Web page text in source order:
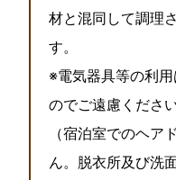
材と混同して調理
す。
※電気器具等の利
のでご遠慮ください
（宿泊室でのヘア
ん。脱衣所及び洗